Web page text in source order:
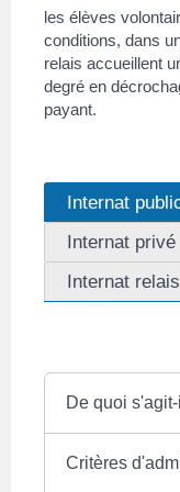
les élèves
conditions, dans
relais accueillent
degré en
payant.
Internat
Internat privé
Internat relais
De quoi
Critères